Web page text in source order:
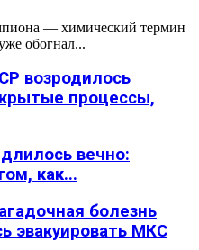
— химический термин
обогнал...
возродилось
процессы,
вечно:
как...
болезнь
эвакуировать МКС